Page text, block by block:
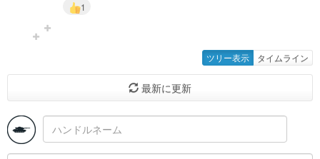
1
ツリー表示 タイムライン
最新に更新